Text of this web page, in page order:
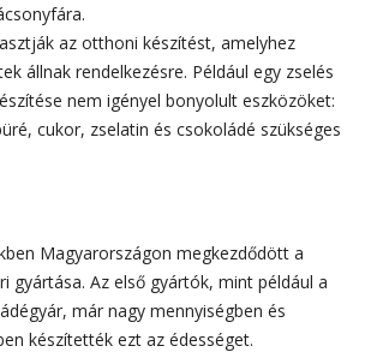
az otthoni készítést, amelyhez
állnak rendelkezésre. Például egy zselés
nem igényel bonyolult eszközöket:
cukor, zselatin és csokoládé szükséges
Magyarországon megkezdődött a
gyártása. Az első gyártók, mint például a
már nagy mennyiségben és
készítették ezt az édességet.